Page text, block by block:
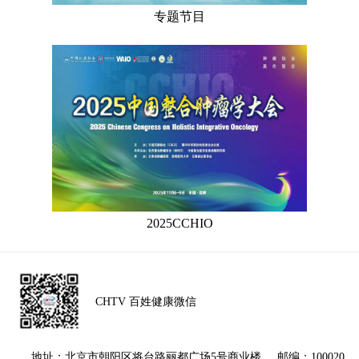
专题节目
2025CCHIO
CHTV 百姓健康微信